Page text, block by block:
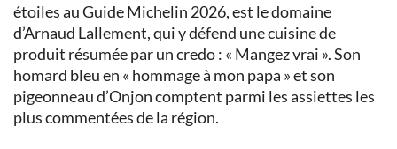
étoiles au Guide Michelin 2026, est le domaine
d’Arnaud Lallement, qui y défend une cuisine de
produit résumée par un credo : « Mangez vrai ». Son
homard bleu en « hommage à mon papa » et son
pigeonneau d’Onjon comptent parmi les assiettes les
plus commentées de la région.